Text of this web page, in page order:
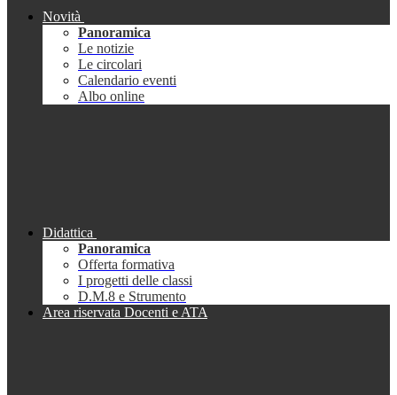
Novità
Panoramica
Le notizie
Le circolari
Calendario eventi
Albo online
Didattica
Panoramica
Offerta formativa
I progetti delle classi
D.M.8 e Strumento
Area riservata Docenti e ATA